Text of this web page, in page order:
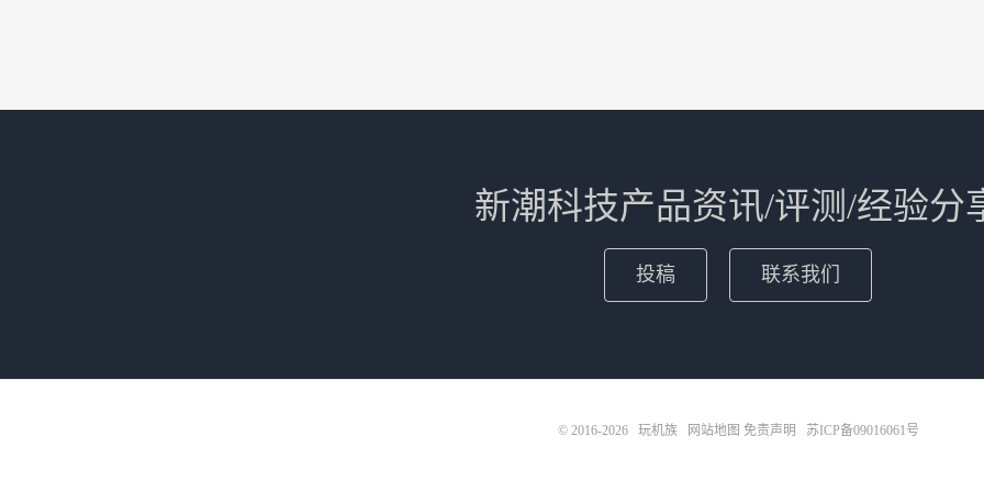
新潮科技产品资讯/评测/经验分
投稿 联系我们
© 2016-2026 玩机族 网站地图 免责声明 苏ICP备09016061号